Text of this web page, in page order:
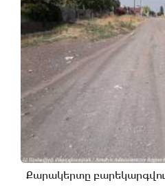
Քարակերտը